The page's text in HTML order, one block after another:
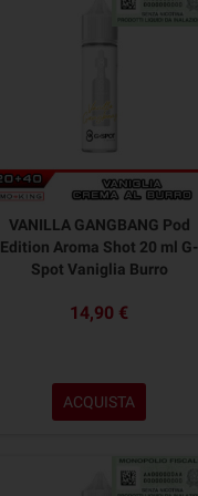
VANILLA GANGBANG Pod
Edition Aroma Shot 20 ml G-
Spot Vaniglia Burro
14,90 €
ACQUISTA